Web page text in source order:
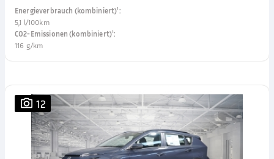
Energieverbrauch (kombiniert)¹:
5,1 l/100km
CO2-Emissionen (kombiniert)¹:
116 g/km
12